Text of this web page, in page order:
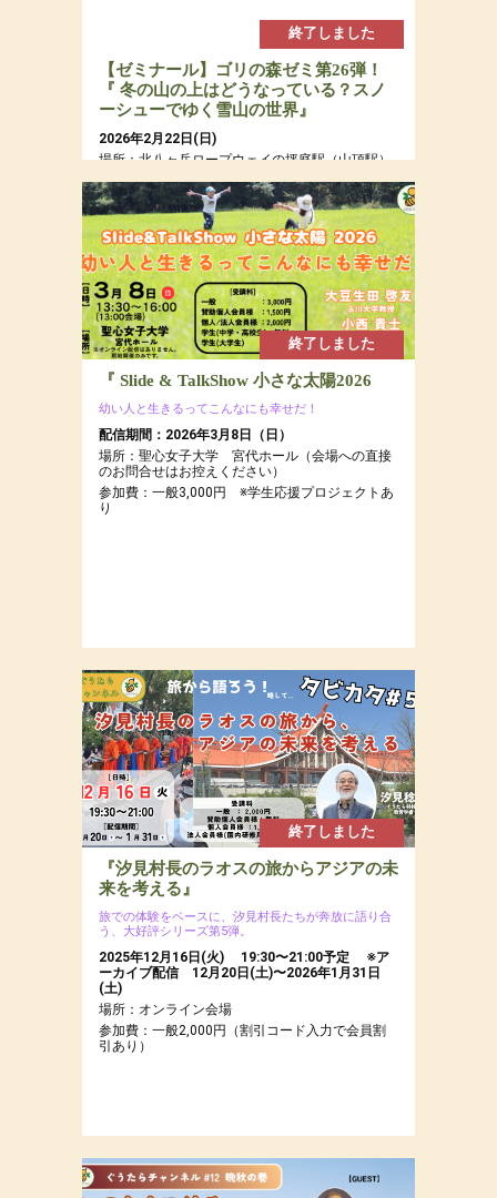
終了しました
【ゼミナール】ゴリの森ゼミ第26弾！
『 冬の山の上はどうなっている？スノ
ーシューでゆく雪山の世界』
2026年2月22日(日)
場所：北八ヶ岳ロープウェイの坪庭駅（山頂駅）
参加費：参加費：年会員15,000円（若者応援プロ
ジェクトにつき20代割引あるよ）・定員７名
終了しました
『 Slide & TalkShow 小さな太陽2026
幼い人と生きるってこんなにも幸せだ！
配信期間：2026年3月8日（日）
場所：聖心女子大学 宮代ホール（会場への直接
のお問合せはお控えください）
参加費：一般3,000円 ※学生応援プロジェクトあ
り
終了しました
『汐見村長のラオスの旅からアジアの未
来を考える』
旅での体験をベースに、汐見村長たちが奔放に語り合
う、大好評シリーズ第5弾。
2025年12月16日(火) 19:30〜21:00予定 ※ア
ーカイブ配信 12月20日(土)〜2026年1月31日
(土)
場所：オンライン会場
参加費：一般2,000円（割引コード入力で会員割
引あり）